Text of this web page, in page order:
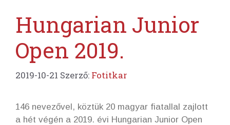
Hungarian Junior
Open 2019.
2019-10-21 Szerző: Fotitkar
146 nevezővel, köztük 20 magyar fiatallal zajlott
a hét végén a 2019. évi Hungarian Junior Open